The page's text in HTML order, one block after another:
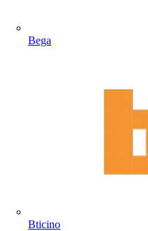
Bega
Bticino